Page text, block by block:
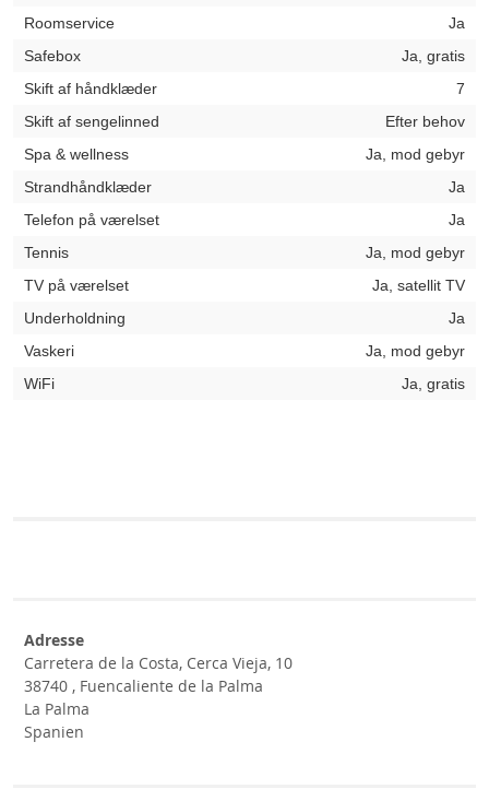
Roomservice
Ja
Safebox
Ja, gratis
Skift af håndklæder
7
Skift af sengelinned
Efter behov
Spa & wellness
Ja, mod gebyr
Strandhåndklæder
Ja
Telefon på værelset
Ja
Tennis
Ja, mod gebyr
TV på værelset
Ja, satellit TV
Underholdning
Ja
Vaskeri
Ja, mod gebyr
WiFi
Ja, gratis
Adresse
Carretera de la Costa, Cerca Vieja, 10
38740 , Fuencaliente de la Palma
La Palma
Spanien